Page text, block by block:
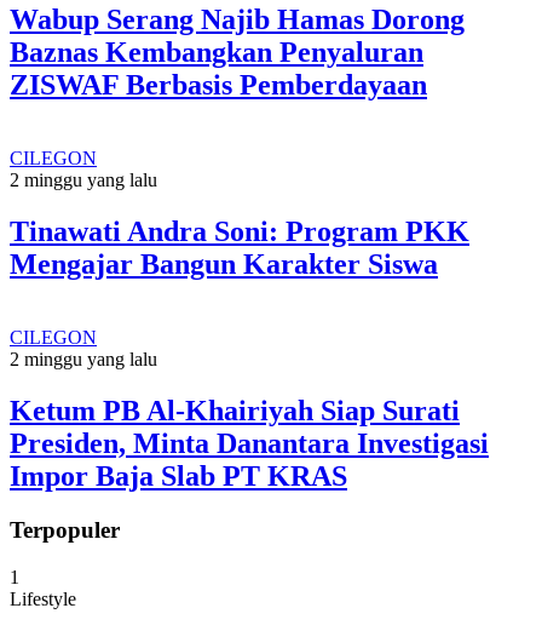
Wabup Serang Najib Hamas Dorong
Baznas Kembangkan Penyaluran
ZISWAF Berbasis Pemberdayaan
CILEGON
2 minggu yang lalu
Tinawati Andra Soni: Program PKK
Mengajar Bangun Karakter Siswa
CILEGON
2 minggu yang lalu
Ketum PB Al-Khairiyah Siap Surati
Presiden, Minta Danantara Investigasi
Impor Baja Slab PT KRAS
Terpopuler
1
Lifestyle